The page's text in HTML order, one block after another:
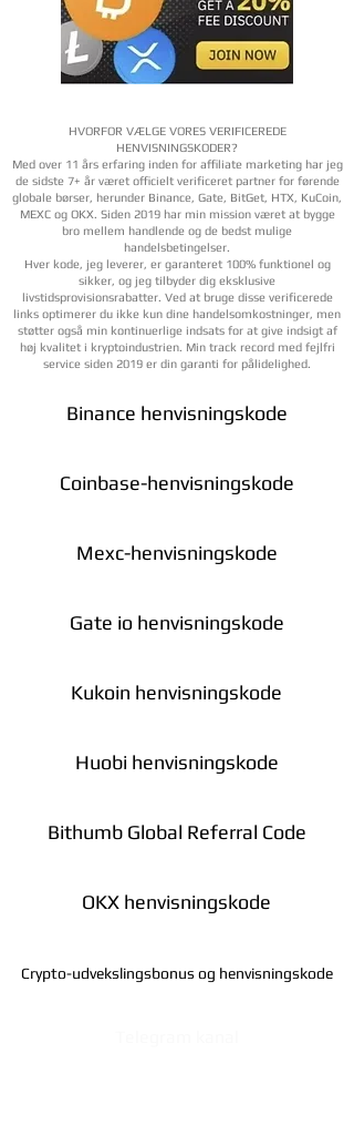
HVORFOR VÆLGE VORES VERIFICEREDE
HENVISNINGSKODER?
Med over 11 års erfaring inden for affiliate marketing har jeg
de sidste 7+ år været officielt verificeret partner for førende
globale børser, herunder Binance, Gate, BitGet, HTX, KuCoin,
MEXC og OKX. Siden 2019 har min mission været at bygge
bro mellem handlende og de bedst mulige
handelsbetingelser.
Hver kode, jeg leverer, er garanteret 100% funktionel og
sikker, og jeg tilbyder dig eksklusive
livstidsprovisionsrabatter. Ved at bruge disse verificerede
links optimerer du ikke kun dine handelsomkostninger, men
støtter også min kontinuerlige indsats for at give indsigt af
høj kvalitet i kryptoindustrien. Min track record med fejlfri
service siden 2019 er din garanti for pålidelighed.
Binance henvisningskode
Coinbase-henvisningskode
Mexc-henvisningskode
Gate io henvisningskode
Kukoin henvisningskode
Huobi henvisningskode
Bithumb Global Referral Code
OKX henvisningskode
Crypto-udvekslingsbonus og henvisningskode